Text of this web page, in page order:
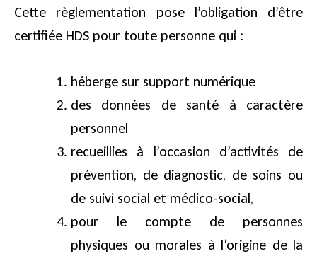
Cette règlementation pose l’obligation d’être
certifiée HDS pour toute personne qui :
héberge sur support numérique
des données de santé à caractère
personnel
recueillies à l’occasion d’activités de
prévention, de diagnostic, de soins ou
de suivi social et médico-social,
pour le compte de personnes
physiques ou morales à l’origine de la